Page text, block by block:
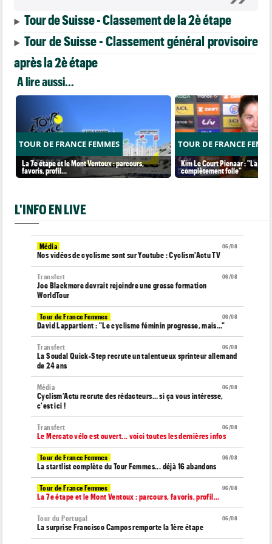
Tour de Suisse - Classement de la 2è étape
Tour de Suisse - Classement général provisoire
après la 2è étape
A lire aussi...
TOUR DE FRANCE FEMMES
La 7e étape et le Mont Ventoux : parcours,
favoris, profil…
TOUR DE FRANCE
Kim Le Court Pienaar : "La
complètement folle"
L'INFO EN LIVE
06/08
Média
Nos vidéos de cyclisme sont sur Youtube : Cyclism'Actu TV
06/08
Transfert
Joe Blackmore devrait rejoindre une grosse formation
WorldTour
06/08
Tour de France Femmes
David Lappartient : "Le cyclisme féminin progresse, mais…"
06/08
Transfert
La Soudal Quick-Step recrute un talentueux sprinteur allemand
de 24 ans
06/08
Média
Cyclism’Actu recrute des rédacteurs… si ça vous intéresse,
c'est ici !
06/08
Transfert
Le Mercato vélo est ouvert... voici toutes les dernières infos
06/08
Tour de France Femmes
La startlist complète du Tour Femmes... déjà 16 abandons
06/08
Tour de France Femmes
La 7e étape et le Mont Ventoux : parcours, favoris, profil…
06/08
Tour du Portugal
La surprise Francisco Campos remporte la 1ère étape